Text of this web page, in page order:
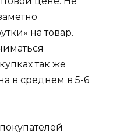
на товар.
так же
в среднем в 5-6